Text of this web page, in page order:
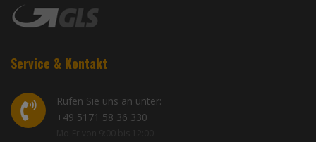
Service & Kontakt
Rufen Sie uns an unter:
+49 5171 58 36 330